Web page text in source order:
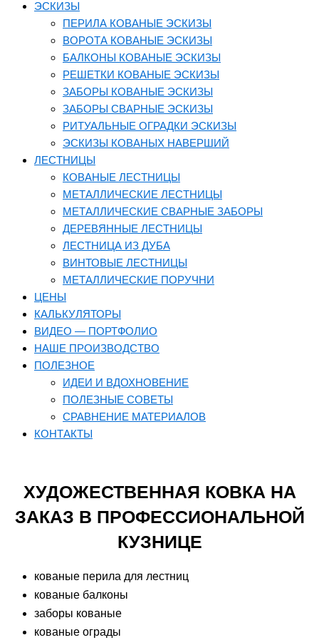
ЭСКИЗЫ
ПЕРИЛА КОВАНЫЕ ЭСКИЗЫ
ВОРОТА КОВАНЫЕ ЭСКИЗЫ
БАЛКОНЫ КОВАНЫЕ ЭСКИЗЫ
РЕШЕТКИ КОВАНЫЕ ЭСКИЗЫ
ЗАБОРЫ КОВАНЫЕ ЭСКИЗЫ
ЗАБОРЫ СВАРНЫЕ ЭСКИЗЫ
РИТУАЛЬНЫЕ ОГРАДКИ ЭСКИЗЫ
ЭСКИЗЫ КОВАНЫХ НАВЕРШИЙ
ЛЕСТНИЦЫ
КОВАНЫЕ ЛЕСТНИЦЫ
МЕТАЛЛИЧЕСКИЕ ЛЕСТНИЦЫ
МЕТАЛЛИЧЕСКИЕ СВАРНЫЕ ЗАБОРЫ
ДЕРЕВЯННЫЕ ЛЕСТНИЦЫ
ЛЕСТНИЦА ИЗ ДУБА
ВИНТОВЫЕ ЛЕСТНИЦЫ
МЕТАЛЛИЧЕСКИЕ ПОРУЧНИ
ЦЕНЫ
КАЛЬКУЛЯТОРЫ
ВИДЕО — ПОРТФОЛИО
НАШЕ ПРОИЗВОДСТВО
ПОЛЕЗНОЕ
ИДЕИ И ВДОХНОВЕНИЕ
ПОЛЕЗНЫЕ СОВЕТЫ
СРАВНЕНИЕ МАТЕРИАЛОВ
КОНТАКТЫ
ХУДОЖЕСТВЕННАЯ КОВКА НА
ЗАКАЗ В ПРОФЕССИОНАЛЬНОЙ
КУЗНИЦЕ
кованые перила для лестниц
кованые балконы
заборы кованые
кованые ограды